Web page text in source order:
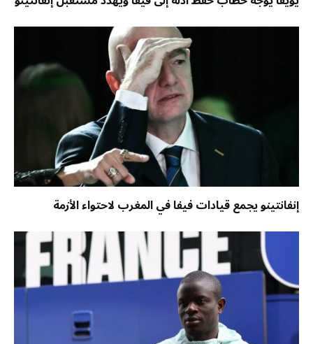
إنفانتينو يجمع قيادات فيفا في المغرب لاحتواء الأزمة